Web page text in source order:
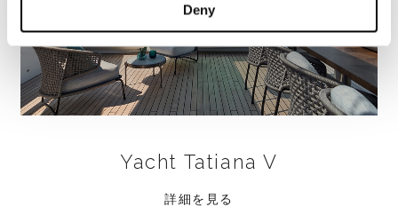
Deny
Yacht Tatiana V
詳細を見る